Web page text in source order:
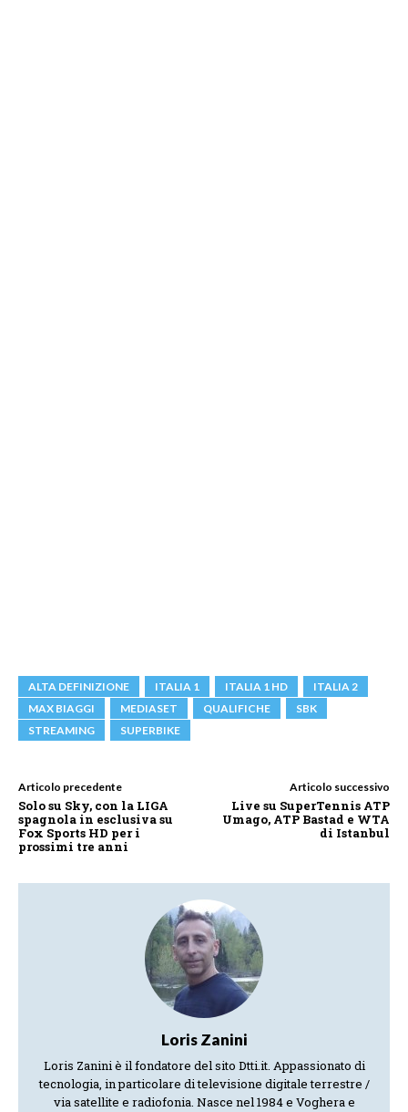
ALTA DEFINIZIONE ITALIA 1 ITALIA 1 HD
ITALIA 2
MAX BIAGGI
MEDIASET QUALIFICHE
SBK
STREAMING
SUPERBIKE
Articolo precedente
Solo su Sky, con la LIGA
spagnola in esclusiva su
Fox Sports HD per i
prossimi tre anni
Articolo successivo
Live su SuperTennis ATP
Umago, ATP Bastad e WTA
di Istanbul
Loris Zanini
Loris Zanini è il fondatore del sito Dtti.it. Appassionato di
tecnologia, in particolare di televisione digitale terrestre /
via satellite e radiofonia. Nasce nel 1984 e Voghera e